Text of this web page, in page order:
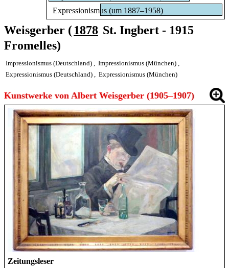
Expressionismus (um 1887–1958)
Weisgerber (1878 St. Ingbert - 1915
Fromelles)
Impressionismus (Deutschland) , Impressionismus (München) ,
Expressionismus (Deutschland) , Expressionismus (München)
Kunstwerke von Albert Weisgerber (1905–1907)
Zeitungsleser